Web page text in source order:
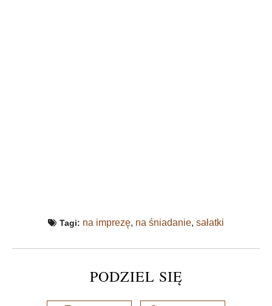
Tagi: na imprezę, na śniadanie, sałatki
PODZIEL SIĘ